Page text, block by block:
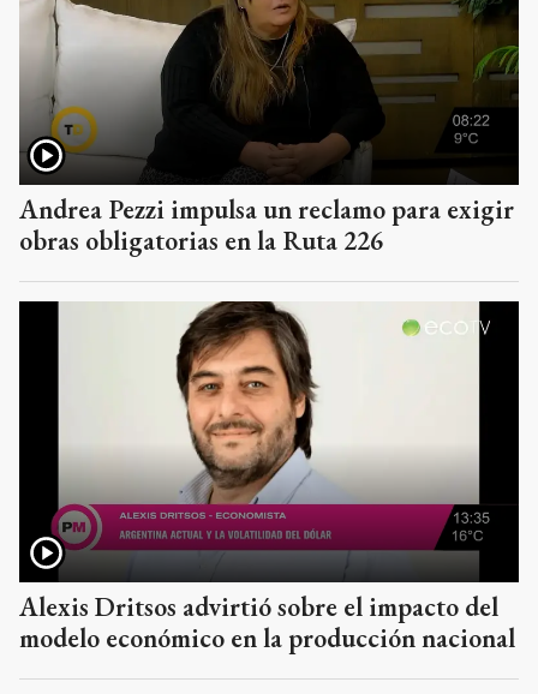
Andrea Pezzi impulsa un reclamo para exigir
obras obligatorias en la Ruta 226
Alexis Dritsos advirtió sobre el impacto del
modelo económico en la producción nacional